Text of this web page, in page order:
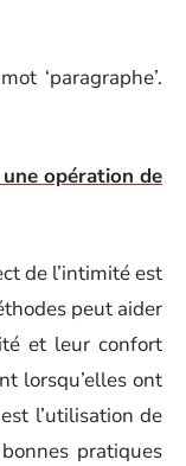
‘paragraphe’.
opération de
de l’intimité est
peut aider
et leur confort
lorsqu’elles ont
l’utilisation de
pratiques